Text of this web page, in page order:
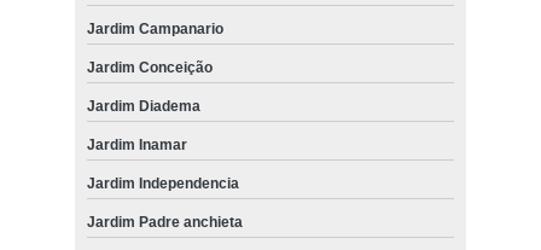
Jardim Campanario
Jardim Conceição
Jardim Diadema
Jardim Inamar
Jardim Independencia
Jardim Padre anchieta